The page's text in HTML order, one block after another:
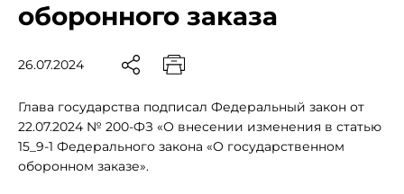
оборонного заказа
26.07.2024
Глава государства подписал Федеральный закон от
22.07.2024 № 200-ФЗ «О внесении изменения в статью
15_9-1 Федерального закона «О государственном
оборонном заказе».